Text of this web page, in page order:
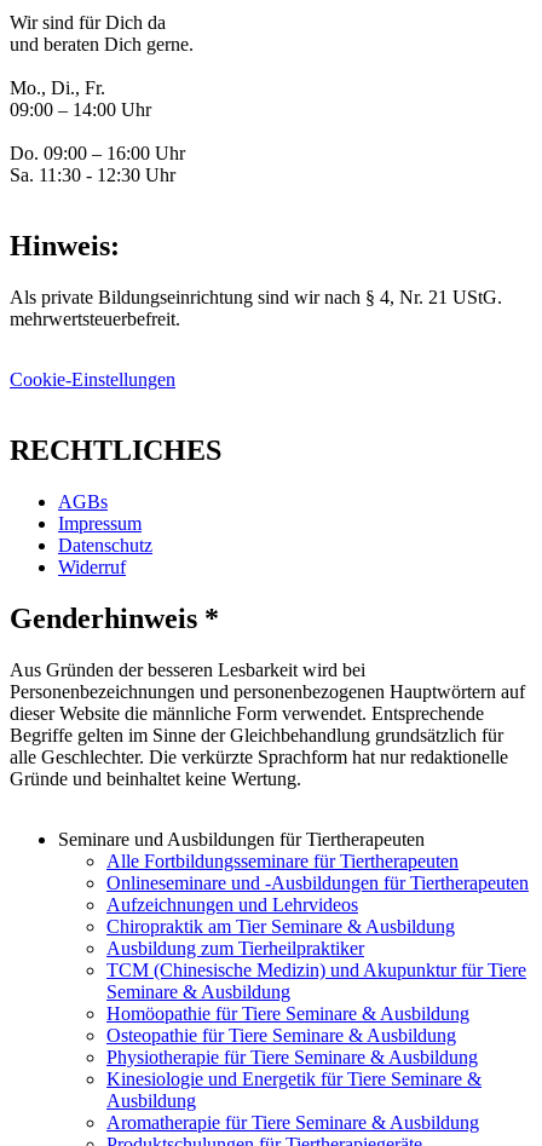
Wir sind für Dich da
und beraten Dich gerne.
Mo., Di., Fr.
09:00 – 14:00 Uhr
Do. 09:00 – 16:00 Uhr
Sa. 11:30 - 12:30 Uhr
Hinweis:
Als private Bildungseinrichtung sind wir nach § 4, Nr. 21 UStG.
mehrwertsteuerbefreit.
Cookie-Einstellungen
RECHTLICHES
AGBs
Impressum
Datenschutz
Widerruf
Genderhinweis *
Aus Gründen der besseren Lesbarkeit wird bei
Personenbezeichnungen und personenbezogenen Hauptwörtern auf
dieser Website die männliche Form verwendet. Entsprechende
Begriffe gelten im Sinne der Gleichbehandlung grundsätzlich für
alle Geschlechter. Die verkürzte Sprachform hat nur redaktionelle
Gründe und beinhaltet keine Wertung.
Seminare und Ausbildungen für Tiertherapeuten
Alle Fortbildungsseminare für Tiertherapeuten
Onlineseminare und -Ausbildungen für Tiertherapeuten
Aufzeichnungen und Lehrvideos
Chiropraktik am Tier Seminare & Ausbildung
Ausbildung zum Tierheilpraktiker
TCM (Chinesische Medizin) und Akupunktur für Tiere
Seminare & Ausbildung
Homöopathie für Tiere Seminare & Ausbildung
Osteopathie für Tiere Seminare & Ausbildung
Physiotherapie für Tiere Seminare & Ausbildung
Kinesiologie und Energetik für Tiere Seminare &
Ausbildung
Aromatherapie für Tiere Seminare & Ausbildung